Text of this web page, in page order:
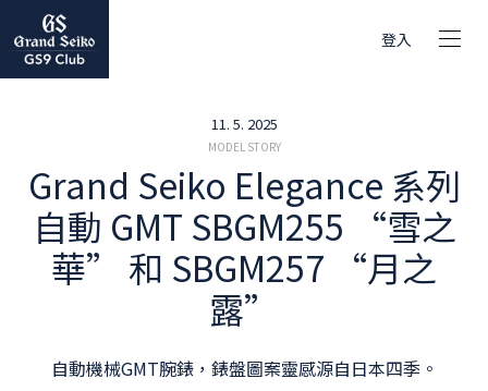
登入
11. 5. 2025
MODEL STORY
Grand Seiko Elegance 系列
自動 GMT SBGM255 “雪之
華” 和 SBGM257 “月之
露”
自動機械GMT腕錶，錶盤圖案靈感源自日本四季。